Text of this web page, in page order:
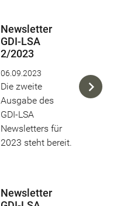
Newsletter
GDI-LSA
2/2023
06.09.2023
Die zweite
Ausgabe des
GDI-LSA
Newsletters für
2023 steht bereit.
Newsletter